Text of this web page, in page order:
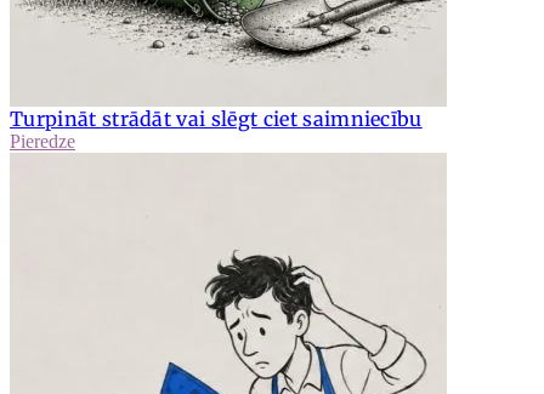
Turpināt strādāt vai slēgt ciet saimniecību
Pieredze